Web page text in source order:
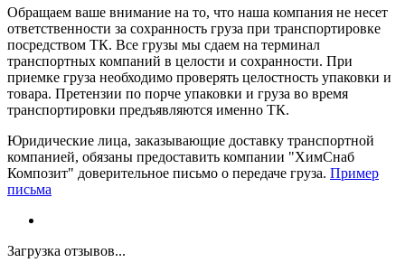
Обращаем ваше внимание на то, что наша компания не несет
ответственности за сохранность груза при транспортировке
посредством ТК. Все грузы мы сдаем на терминал
транспортных компаний в целости и сохранности. При
приемке груза необходимо проверять целостность упаковки и
товара. Претензии по порче упаковки и груза во время
транспортировки предъявляются именно ТК.
Юридические лица, заказывающие доставку транспортной
компанией, обязаны предоставить компании "ХимСнаб
Композит" доверительное письмо о передаче груза. Пример
письма
Загрузка отзывов...